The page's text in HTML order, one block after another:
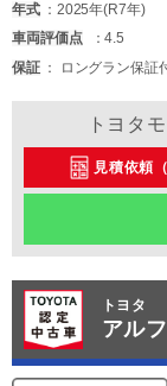
年式 2025年(R7年)
車両評価点 4.5
保証
ロングラン保証
トヨタ
見積依頼
トヨタ
アル